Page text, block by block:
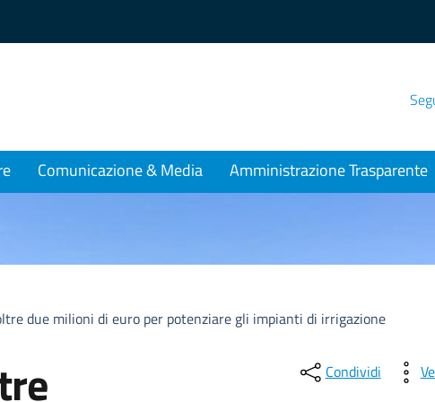
Comunicazione & Media Amministrazione Trasparente
due milioni di euro per potenziare gli impianti di irrigazione
Condividi